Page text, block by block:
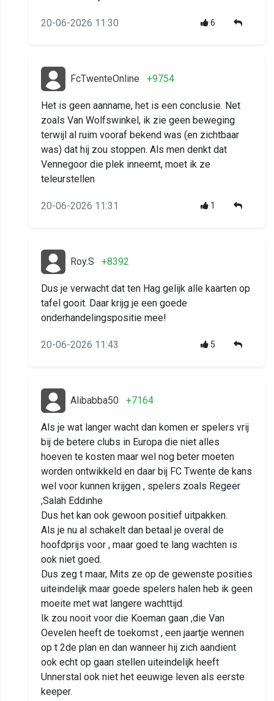
20-06-2026 11:30 6
FcTwenteOnline +9754
Het is geen aanname, het is een conclusie. Net
zoals Van Wolfswinkel, ik zie geen beweging
terwijl al ruim vooraf bekend was (en zichtbaar
was) dat hij zou stoppen. Als men denkt dat
Vennegoor die plek inneemt, moet ik ze
teleurstellen
20-06-2026 11:31 1
Roy.S +8392
Dus je verwacht dat ten Hag gelijk alle kaarten op
tafel gooit. Daar krijg je een goede
onderhandelingspositie mee!
20-06-2026 11:43 5
Alibabba50 +7164
Als je wat langer wacht dan komen er spelers vrij
bij de betere clubs in Europa die niet alles
hoeven te kosten maar wel nog beter moeten
worden ontwikkeld en daar bij FC Twente de kans
wel voor kunnen krijgen , spelers zoals Regeer
,Salah Eddinhe
Dus het kan ook gewoon positief uitpakken.
Als je nu al schakelt dan betaal je overal de
hoofdprijs voor , maar goed te lang wachten is
ook niet goed.
Dus zeg t maar, Mits ze op de gewenste posities
uiteindelijk maar goede spelers halen heb ik geen
moeite met wat langere wachttijd.
Ik zou nooit voor die Koeman gaan ,die Van
Oevelen heeft de toekomst , een jaartje wennen
op t 2de plan en dan wanneer hij zich aandient
ook echt op gaan stellen uiteindelijk heeft
Unnerstal ook niet het eeuwige leven als eerste
keeper.